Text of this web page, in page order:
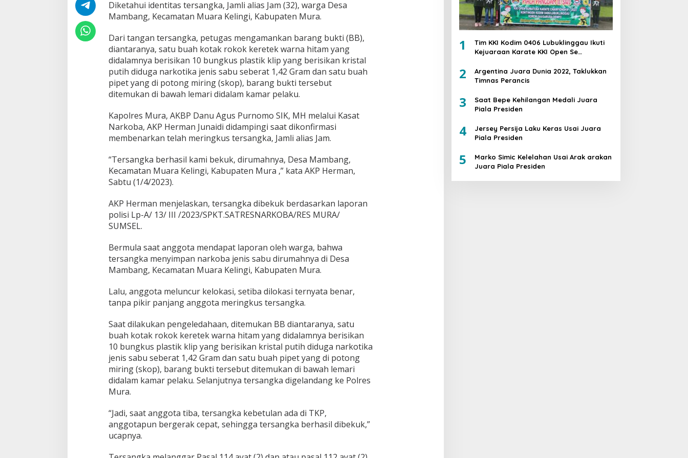
Diketahui identitas tersangka, Jamli alias Jam (32), warga Desa
Mambang, Kecamatan Muara Kelingi, Kabupaten Mura.
Dari tangan tersangka, petugas mengamankan barang bukti (BB),
diantaranya, satu buah kotak rokok keretek warna hitam yang
didalamnya berisikan 10 bungkus plastik klip yang berisikan kristal
putih diduga narkotika jenis sabu seberat 1,42 Gram dan satu buah
pipet yang di potong miring (skop), barang bukti tersebut
ditemukan di bawah lemari didalam kamar pelaku.
Kapolres Mura, AKBP Danu Agus Purnomo SIK, MH melalui Kasat
Narkoba, AKP Herman Junaidi didampingi saat dikonfirmasi
membenarkan telah meringkus tersangka, Jamli alias Jam.
“Tersangka berhasil kami bekuk, dirumahnya, Desa Mambang,
Kecamatan Muara Kelingi, Kabupaten Mura ,” kata AKP Herman,
Sabtu (1/4/2023).
AKP Herman menjelaskan, tersangka dibekuk berdasarkan laporan
polisi Lp-A/ 13/ III /2023/SPKT.SATRESNARKOBA/RES MURA/
SUMSEL.
Bermula saat anggota mendapat laporan oleh warga, bahwa
tersangka menyimpan narkoba jenis sabu dirumahnya di Desa
Mambang, Kecamatan Muara Kelingi, Kabupaten Mura.
Lalu, anggota meluncur kelokasi, setiba dilokasi ternyata benar,
tanpa pikir panjang anggota meringkus tersangka.
Saat dilakukan pengeledahaan, ditemukan BB diantaranya, satu
buah kotak rokok keretek warna hitam yang didalamnya berisikan
10 bungkus plastik klip yang berisikan kristal putih diduga narkotika
jenis sabu seberat 1,42 Gram dan satu buah pipet yang di potong
miring (skop), barang bukti tersebut ditemukan di bawah lemari
didalam kamar pelaku. Selanjutnya tersangka digelandang ke Polres
Mura.
“Jadi, saat anggota tiba, tersangka kebetulan ada di TKP,
anggotapun bergerak cepat, sehingga tersangka berhasil dibekuk,”
ucapnya.
1
Tim KKI Kodim 0406 Lubuklinggau Ikuti
Kejuaraan Karate KKI Open Se
2
Argentina Juara Dunia 2022, Taklukkan
Timnas Perancis
3
Saat Bepe Kehilangan Medali Juara
Piala Presiden
4
Jersey Persija Laku Keras Usai Juara
Piala Presiden
5
Marko Simic Kelelahan Usai Arak arakan
Juara Piala Presiden